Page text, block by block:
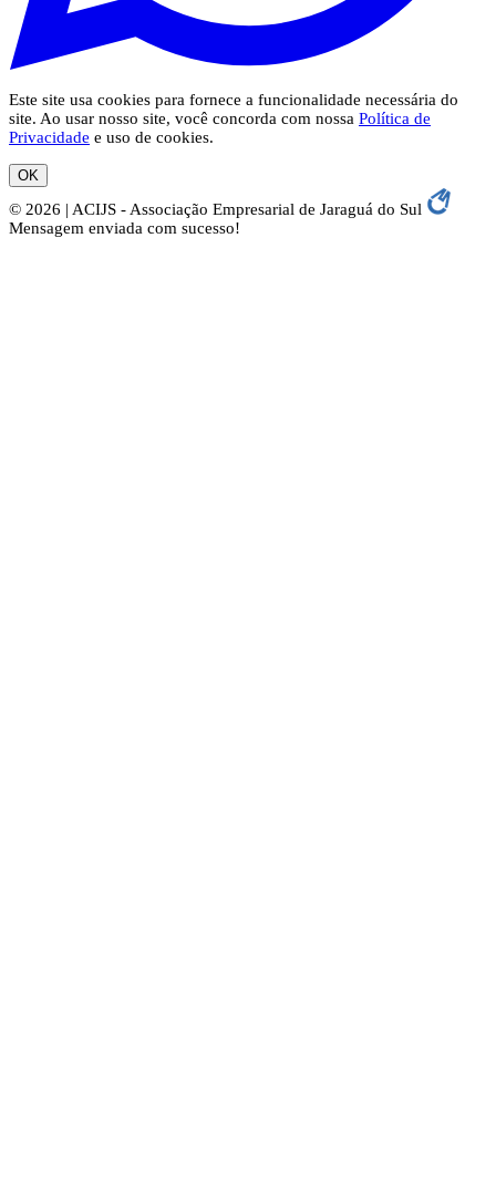
Este site usa cookies para fornece a funcionalidade necessária do
site. Ao usar nosso site, você concorda com nossa Política de
Privacidade e uso de cookies.
OK
© 2026 | ACIJS - Associação Empresarial de Jaraguá do Sul
Mensagem enviada com sucesso!